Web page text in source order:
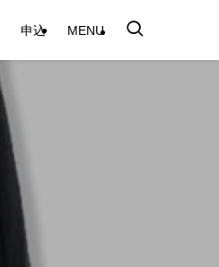
申込 MENU